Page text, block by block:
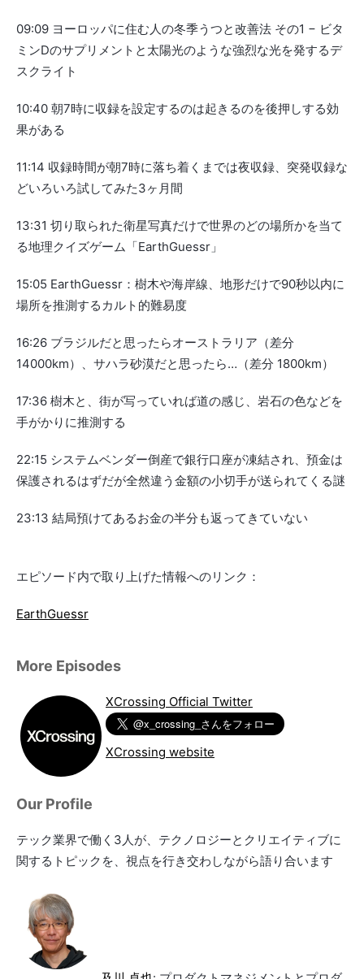
09:09 ヨーロッパに住む人の冬季うつと改善法 その1 − ビタ
ミンDのサプリメントと太陽光のような強烈な光を発するデ
スクライト
10:40 朝7時に収録を設定するのは起きるのを後押しする効
果がある
11:14 収録時間が朝7時に落ち着くまでは夜収録、突発収録な
どいろいろ試してみた3ヶ月間
13:31 切り取られた衛星写真だけで世界のどの場所かを当て
る地理クイズゲーム「EarthGuessr」
15:05 EarthGuessr：樹木や海岸線、地形だけで90秒以内に
場所を推測するカルト的難易度
16:26 ブラジルだと思ったらオーストラリア（差分
14000km）、サハラ砂漠だと思ったら…（差分 1800km）
17:36 樹木と、街が写っていれば道の感じ、岩石の色などを
手がかりに推測する
22:15 システムベンダー倒産で銀行口座が凍結され、預金は
保護されるはずだが全然違う金額の小切手が送られてくる謎
23:13 結局預けてあるお金の半分も返ってきていない
エピソード内で取り上げた情報へのリンク：
EarthGuessr
More Episodes
XCrossing Official Twitter
XCrossing website
Our Profile
テック業界で働く3人が、テクノロジーとクリエイティブに
関するトピックを、視点を行き交わしながら語り合います